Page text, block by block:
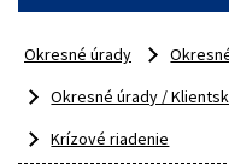
Okresné úrady
Okresné úrady /
Krízové riadenie